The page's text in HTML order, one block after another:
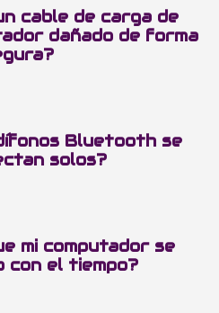
cable de carga de
dañado de forma
Bluetooth se
solos?
mi computador se
con el tiempo?